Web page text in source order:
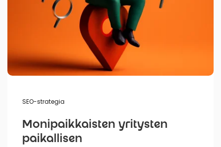
SEO-strategia
Monipaikkaisten yritysten
paikallisen